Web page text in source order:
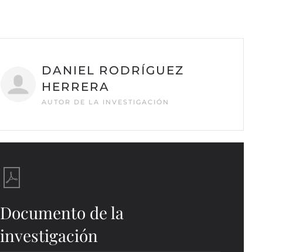
DANIEL RODRÍGUEZ
HERRERA
AUTOR DE LA INVESTIGACIÓN
Documento de la
investigación